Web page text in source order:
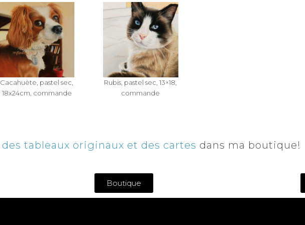
Cacahuète, pastel sec,
18x24cm, commande
Rubis, pastel sec, 13×18,
commande
des tableaux originaux et des cartes dans ma boutique!
Boutique